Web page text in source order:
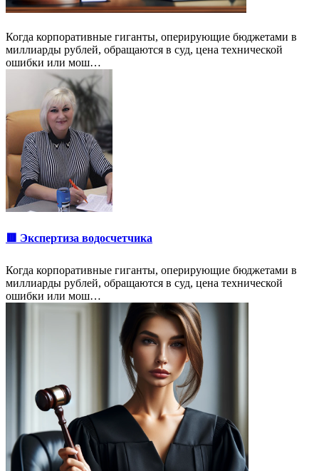
Когда корпоративные гиганты, оперирующие бюджетами в
миллиарды рублей, обращаются в суд, цена технической
ошибки или мош…
🟥 Экспертиза водосчетчика
Когда корпоративные гиганты, оперирующие бюджетами в
миллиарды рублей, обращаются в суд, цена технической
ошибки или мош…